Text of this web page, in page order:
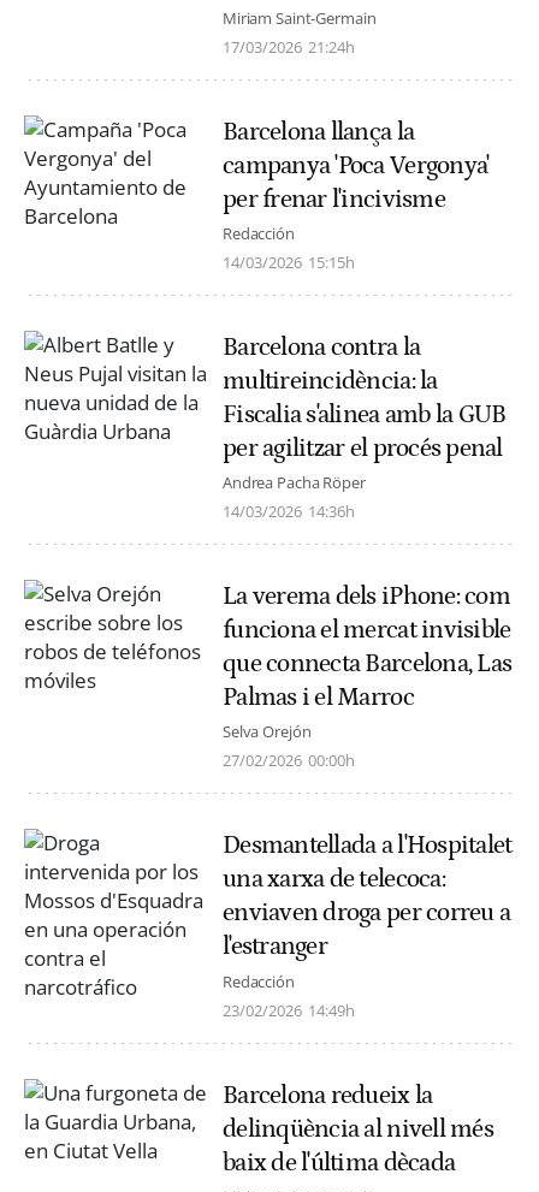
Miriam Saint-Germain
17/03/2026 21:24h
Barcelona llança la
campanya 'Poca Vergonya'
per frenar l'incivisme
Redacción
14/03/2026 15:15h
Barcelona contra la
multireincidència: la
Fiscalia s'alinea amb la GUB
per agilitzar el procés penal
Andrea Pacha Röper
14/03/2026 14:36h
La verema dels iPhone: com
funciona el mercat invisible
que connecta Barcelona, Las
Palmas i el Marroc
Selva Orejón
27/02/2026 00:00h
Desmantellada a l'Hospitalet
una xarxa de telecoca:
enviaven droga per correu a
l'estranger
Redacción
23/02/2026 14:49h
Barcelona redueix la
delinqüència al nivell més
baix de l'última dècada